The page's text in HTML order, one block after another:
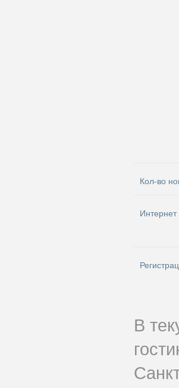
Кол-во
Интернет
В